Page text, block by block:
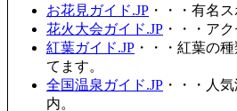
お花見ガイド.JP ・・・有名
花火大会ガイド.JP ・・・ア
紅葉ガイド.JP ・・・紅葉の
てます。
全国温泉ガイド.JP ・・・人
内。